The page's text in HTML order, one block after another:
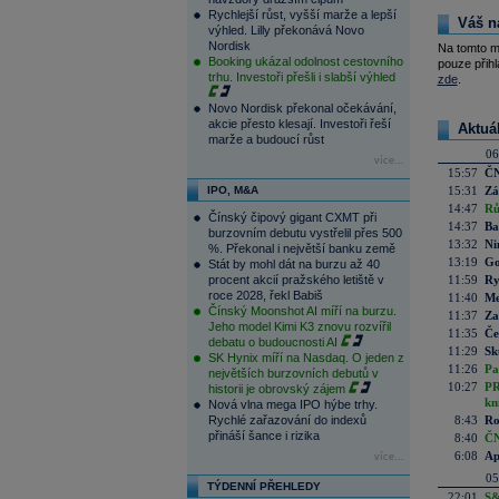
Rychlejší růst, vyšší marže a lepší
výhled. Lilly překonává Novo
Nordisk
Booking ukázal odolnost cestovního
trhu. Investoři přešli i slabší výhled
Novo Nordisk překonal očekávání,
akcie přesto klesají. Investoři řeší
marže a budoucí růst
více...
IPO, M&A
Čínský čipový gigant CXMT při
burzovním debutu vystřelil přes 500
%. Překonal i největší banku země
Stát by mohl dát na burzu až 40
procent akcií pražského letiště v
roce 2028, řekl Babiš
Čínský Moonshot AI míří na burzu.
Jeho model Kimi K3 znovu rozvířil
debatu o budoucnosti AI
SK Hynix míří na Nasdaq. O jeden z
největších burzovních debutů v
historii je obrovský zájem
Nová vlna mega IPO hýbe trhy.
Rychlé zařazování do indexů
přináší šance i rizika
více...
TÝDENNÍ PŘEHLEDY
Váš
Na tomto
pouze
zde.
15:57
15:31
14:47
14:37
13:32
13:19
11:59
11:40
11:37
11:35
11:29
11:26
10:27
8:43
8:40
6:08